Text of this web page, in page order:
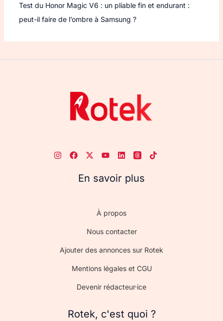
Test du Honor Magic V6 : un pliable fin et endurant :
peut-il faire de l’ombre à Samsung ?
En savoir plus
À propos
Nous contacter
Ajouter des annonces sur Rotek
Mentions légales et CGU
Devenir rédacteur·ice
Rotek, c'est quoi ?